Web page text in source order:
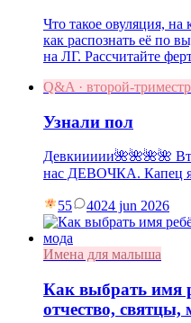
Что такое овуляция, на
как распознать её по
на ЛГ. Рассчитайте
Q&A · второй-триместр
Узнали пол
Девкиииии🌺🌺🌺🌺
нас ДЕВОЧКА. Капец я
55 4024 jun 2026
Имена для малыша
Как выбрать имя
отчество, святцы,